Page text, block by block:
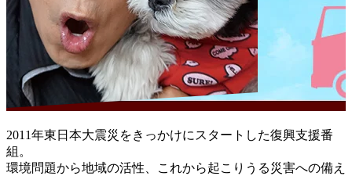
2011年東日本大震災をきっかけにスタートした復興支援番
組。
環境問題から地域の活性、これから起こりうる災害への備え